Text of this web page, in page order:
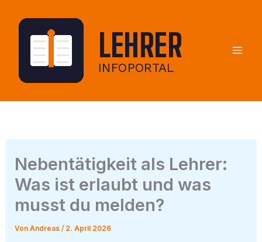
Inhalt
springen
Nebentätigkeit als Lehrer:
Was ist erlaubt und was
musst du melden?
VonAndreas/ 2. April 2026